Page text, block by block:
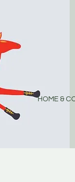
HOME &